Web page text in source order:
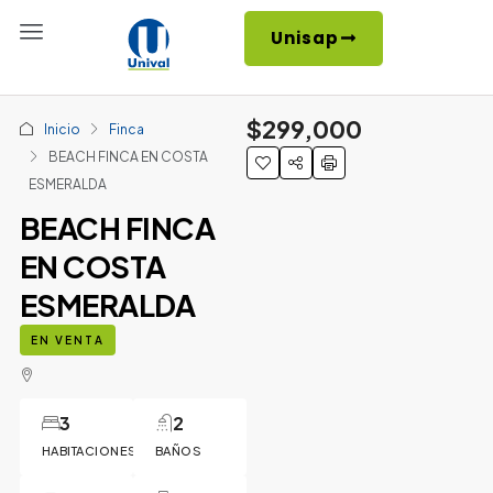
Unisap
Inicio
Finca
BEACH FINCA EN COSTA
ESMERALDA
BEACH FINCA
EN COSTA
ESMERALDA
EN VENTA
HABITACIONES
3
BAÑOS
2
$299,000